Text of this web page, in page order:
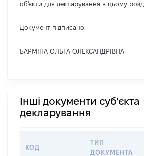
об'єкти для декларування в цьому
Документ підписано:
БАРМІНА ОЛЬГА ОЛЕКСАНДРІВНА
Інші документи суб'єкта
декларування
КОД
ТИП
ДОКУМЕНТА